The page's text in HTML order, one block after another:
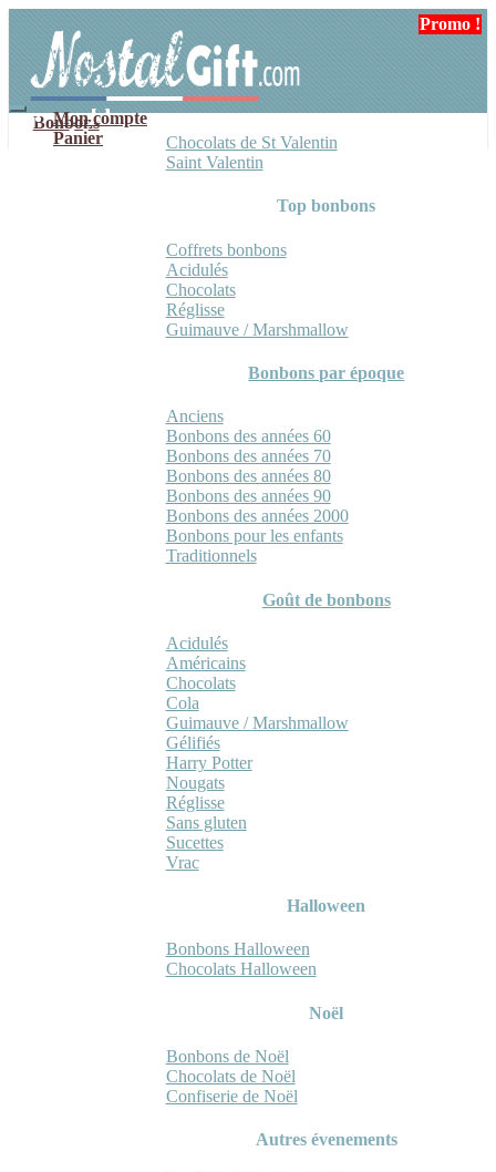
navigation
contenu
Mon compte
Panier
Bonbons
Chocolats de St Valentin
Saint Valentin
Top bonbons
Coffrets bonbons
Acidulés
Chocolats
Réglisse
Guimauve / Marshmallow
Bonbons par époque
Anciens
Bonbons des années 60
Bonbons des années 70
Bonbons des années 80
Bonbons des années 90
Bonbons des années 2000
Bonbons pour les enfants
Traditionnels
Goût de bonbons
Acidulés
Américains
Chocolats
Cola
Guimauve / Marshmallow
Gélifiés
Harry Potter
Nougats
Réglisse
Sans gluten
Sucettes
Vrac
Halloween
Bonbons Halloween
Chocolats Halloween
Noël
Bonbons de Noël
Chocolats de Noël
Confiserie de Noël
Autres évenements
Promo !